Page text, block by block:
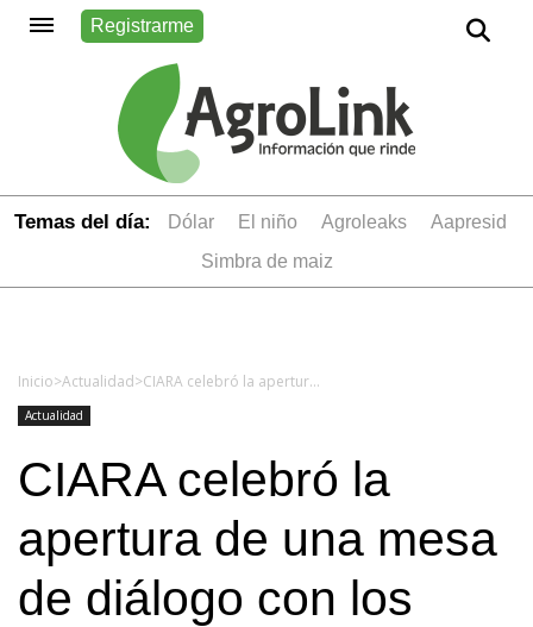
Registrarme
Temas del día: dólar el niño Agroleaks
aapresid
simbra de maiz
Inicio>Actualidad> CIARA celebró la apertura de una mesa de diálogo con los gremios aceiteros y destacó su compromiso con los salarios
Actualidad
CIARA celebró la
apertura de una mesa
de diálogo con los